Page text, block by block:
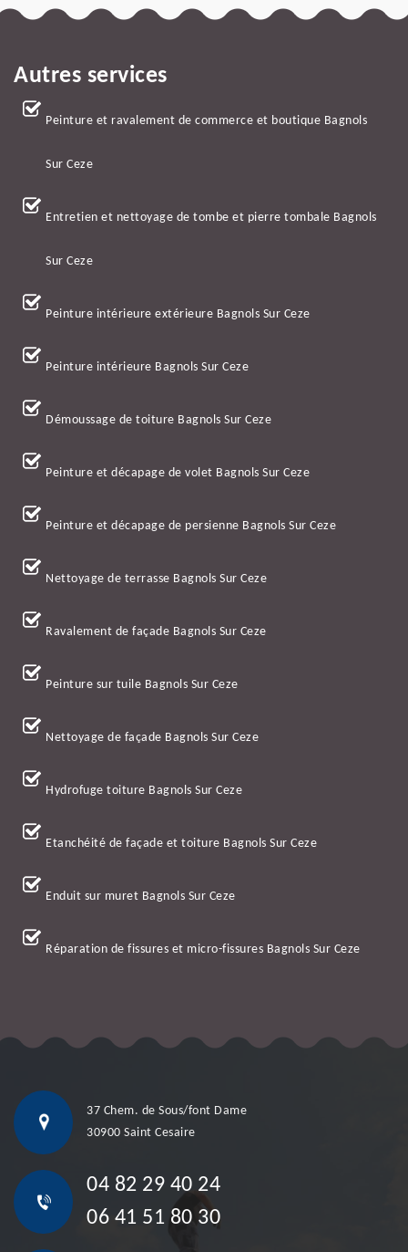
Autres services
Peinture et ravalement de commerce et boutique Bagnols
Sur Ceze
Entretien et nettoyage de tombe et pierre tombale Bagnols
Sur Ceze
Peinture intérieure extérieure Bagnols Sur Ceze
Peinture intérieure Bagnols Sur Ceze
Démoussage de toiture Bagnols Sur Ceze
Peinture et décapage de volet Bagnols Sur Ceze
Peinture et décapage de persienne Bagnols Sur Ceze
Nettoyage de terrasse Bagnols Sur Ceze
Ravalement de façade Bagnols Sur Ceze
Peinture sur tuile Bagnols Sur Ceze
Nettoyage de façade Bagnols Sur Ceze
Hydrofuge toiture Bagnols Sur Ceze
Etanchéité de façade et toiture Bagnols Sur Ceze
Enduit sur muret Bagnols Sur Ceze
Réparation de fissures et micro-fissures Bagnols Sur Ceze
37 Chem. de Sous/font Dame
30900 Saint Cesaire
04 82 29 40 24
06 41 51 80 30